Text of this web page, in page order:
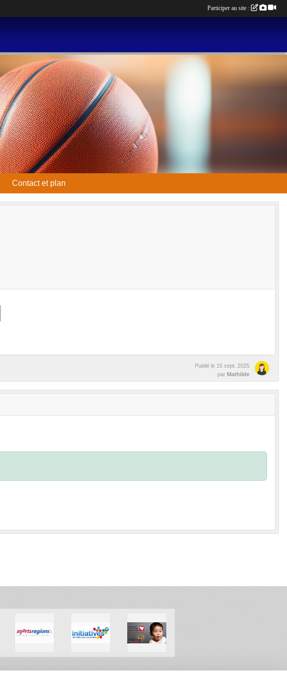
Contact et plan
Publié le 15 sept. 2025
par Mathilde
Participer au site :